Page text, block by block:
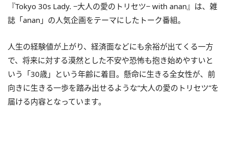
『Tokyo 30s Lady. −大人の愛のトリセツ− with anan』は、雑
誌「anan」の人気企画をテーマにしたトーク番組。
人生の経験値が上がり、経済面などにも余裕が出てくる一方
で、将来に対する漠然とした不安や恐怖も抱き始めやすいと
いう「30歳」という年齢に着目。懸命に生きる全女性が、前
向きに生きる一歩を踏み出せるような“大人の愛のトリセツ”を
届ける内容となっています。